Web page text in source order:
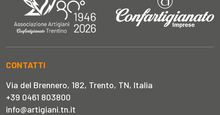
CONTATTI
Via del Brennero, 182, Trento, TN, Italia
+39 0461 803800
info@artigiani.tn.it